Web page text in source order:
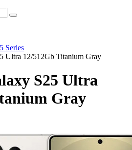
Series
Ultra 12/512Gb Titanium Gray
S25 Ultra
Gray